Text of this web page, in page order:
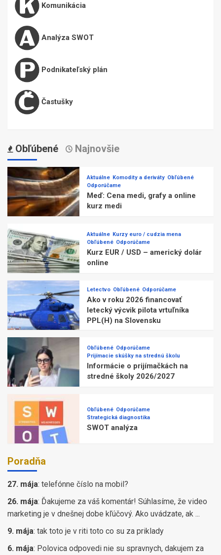
Komunikácia
Analýza SWOT
Podnikateľský plán
Častušky
Obľúbené Najnovšie
Aktuálne Komodity a deriváty Obľúbené
Odporúčame
Meď: Cena medi, grafy a online
kurz medi
Aktuálne Kurzy euro / cudzia mena
Obľúbené Odporúčame
Kurz EUR / USD – americký dolár
online
Letectvo Obľúbené Odporúčame
Ako v roku 2026 financovať
letecký výcvik pilota vrtuľníka
PPL(H) na Slovensku
Obľúbené Odporúčame
Prijímacie skúšky na strednú školu
Informácie o prijímačkách na
stredné školy 2026/2027
Obľúbené Odporúčame
Strategická diagnostika
SWOT analýza
Poradňa
27. mája: telefónne číslo na mobil?
26. mája: Ďakujeme za váš komentár! Súhlasíme, že video
marketing je v dnešnej dobe kľúčový. Ako uvádzate, ak ...
9. mája: tak toto je v riti toto co su za priklady
6. mája: Polovica odpovedi nie su spravnych, dakujem za